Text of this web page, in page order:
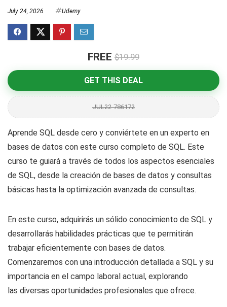
July 24, 2026 Udemy
FREE $19.99
GET THIS DEAL
JUL22-786172
Aprende SQL desde cero y conviértete en un experto en
bases de datos con este curso completo de SQL. Este
curso te guiará a través de todos los aspectos esenciales
de SQL, desde la creación de bases de datos y consultas
básicas hasta la optimización avanzada de consultas.
En este curso, adquirirás un sólido conocimiento de SQL y
desarrollarás habilidades prácticas que te permitirán
trabajar eficientemente con bases de datos.
Comenzaremos con una introducción detallada a SQL y su
importancia en el campo laboral actual, explorando
las diversas oportunidades profesionales que ofrece.